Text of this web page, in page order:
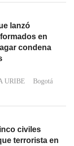
lanzó
en
condena
URIBE
Bogotá
civiles
terrorista en